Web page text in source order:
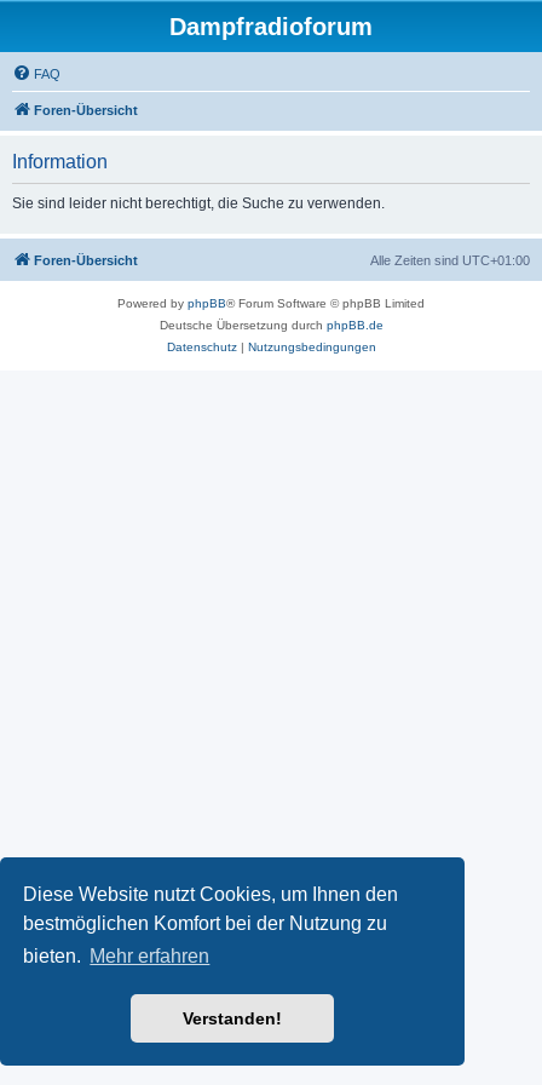
Diese Website nutzt Cookies, um Ihnen den
bestmöglichen Komfort bei der Nutzung zu
bieten. Mehr erfahren
Verstanden!
Dampfradioforum
FAQ
Foren-Übersicht
Information
Sie sind leider nicht berechtigt, die Suche zu verwenden.
Foren-Übersicht Alle Zeiten sind UTC+01:00
Powered by phpBB® Forum Software © phpBB Limited
Deutsche Übersetzung durch phpBB.de
Datenschutz| Nutzungsbedingungen